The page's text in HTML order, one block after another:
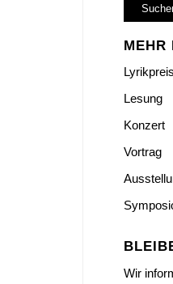
MEHR
Lyrikpreis
Lesung
Konzert
Vortrag
Wir